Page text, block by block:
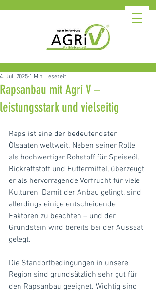
Rapsanbau mit Agri V –
leistungsstark und vielseitig
4. Juli 2025 1 Min. Lesezeit
Raps ist eine der bedeutendsten
Ölsaaten weltweit. Neben seiner Rolle
als hochwertiger Rohstoff für Speiseöl,
Biokraftstoff und Futtermittel, überzeugt
er als hervorragende Vorfrucht für viele
Kulturen. Damit der Anbau gelingt, sind
allerdings einige entscheidende
Faktoren zu beachten – und der
Grundstein wird bereits bei der Aussaat
gelegt.
Die Standortbedingungen in unsere
Region sind grundsätzlich sehr gut für
den Rapsanbau geeignet. Wichtig sind